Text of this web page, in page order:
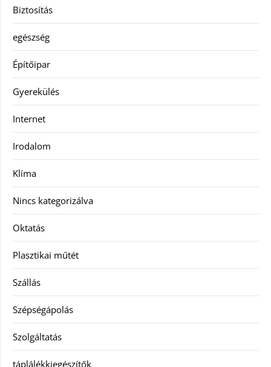
Biztosítás
egészség
Építőipar
Gyerekülés
Internet
Irodalom
Klíma
Nincs kategorizálva
Oktatás
Plasztikai műtét
Szállás
Szépségápolás
Szolgáltatás
táplálékkiegészítők